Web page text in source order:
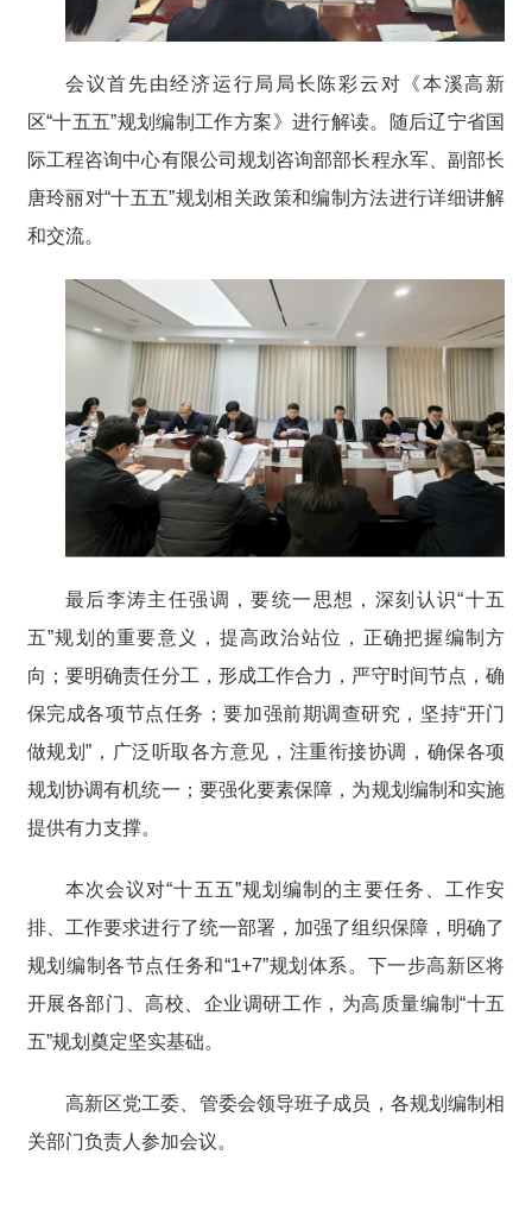
会议首先由经济运行局局长陈彩云对《本溪高新
区“十五五”规划编制工作方案》进行解读。随后辽宁省国
际工程咨询中心有限公司规划咨询部部长程永军、副部长
唐玲丽对“十五五”规划相关政策和编制方法进行详细讲解
和交流。
最后李涛主任强调，要统一思想，深刻认识“十五
五”规划的重要意义，提高政治站位，正确把握编制方
向；要明确责任分工，形成工作合力，严守时间节点，确
保完成各项节点任务；要加强前期调查研究，坚持“开门
做规划”，广泛听取各方意见，注重衔接协调，确保各项
规划协调有机统一；要强化要素保障，为规划编制和实施
提供有力支撑。
本次会议对“十五五”规划编制的主要任务、工作安
排、工作要求进行了统一部署，加强了组织保障，明确了
规划编制各节点任务和“1+7”规划体系。下一步高新区将
开展各部门、高校、企业调研工作，为高质量编制“十五
五”规划奠定坚实基础。
高新区党工委、管委会领导班子成员，各规划编制相
关部门负责人参加会议。